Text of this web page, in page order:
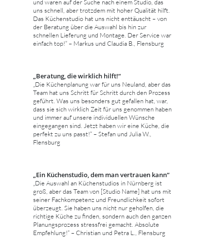
und waren auf der Suche nach einem Studio, das
uns schnell, aber trotzdem mit hoher Qualität hilft.
Das Küchenstudio hat uns nicht enttäuscht – von
der Beratung über die Auswahl bis hin zur
schnellen Lieferung und Montage. Der Service war
einfach top!“ – Markus und Claudia B., Flensburg
„Beratung, die wirklich hilft!“
„Die Küchenplanung war für uns Neuland, aber das
Team hat uns Schritt für Schritt durch den Prozess
geführt. Was uns besonders gut gefallen hat, war,
dass sie sich wirklich Zeit für uns genommen haben
und immer auf unsere individuellen Wünsche
eingegangen sind. Jetzt haben wir eine Küche, die
perfekt zu uns passt!“ – Stefan und Julia W.,
Flensburg
„Ein Küchenstudio, dem man vertrauen kann“
„Die Auswahl an Küchenstudios in Nürnberg ist
groß, aber das Team von [Studio Name] hat uns mit
seiner Fachkompetenz und Freundlichkeit sofort
überzeugt. Sie haben uns nicht nur geholfen, die
richtige Küche zu finden, sondern auch den ganzen
Planungsprozess stressfrei gemacht. Absolute
Empfehlung!“ – Christian und Petra L., Flensburg